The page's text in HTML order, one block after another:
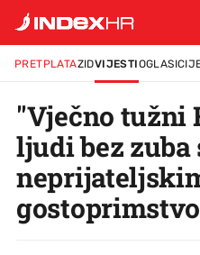
PRETPLATAZIDVIJESTIOGLASI
"Vječno tužni
ljudi bez zuba